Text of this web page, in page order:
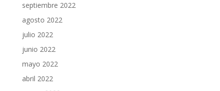
septiembre 2022
agosto 2022
julio 2022
junio 2022
mayo 2022
abril 2022